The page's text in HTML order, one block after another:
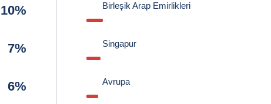
10%
7%
6%
Birleşik Arap Emirlikleri
Singapur
Avrupa